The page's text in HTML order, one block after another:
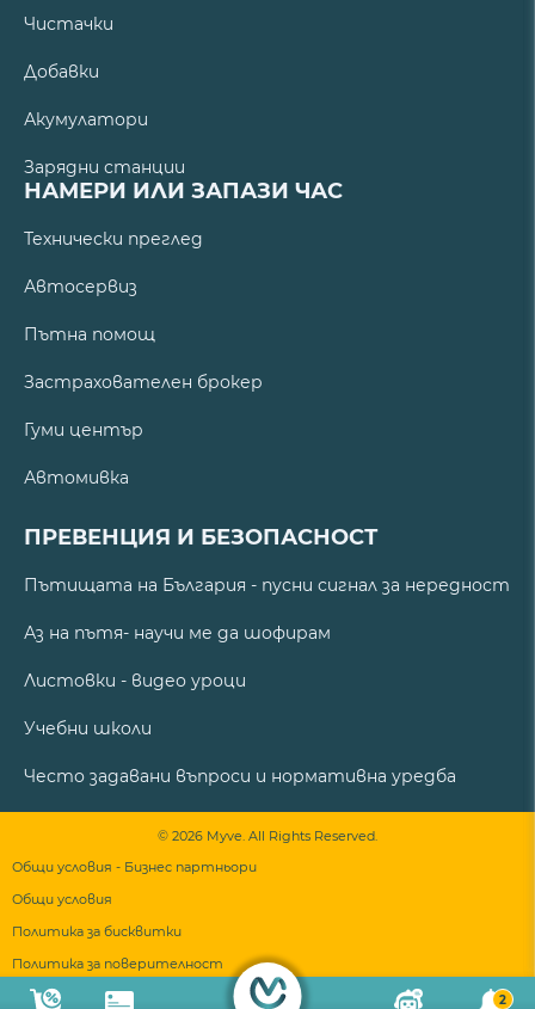
2
Чистачки
Добавки
Акумулатори
Зарядни станции
НАМЕРИ ИЛИ ЗАПАЗИ ЧАС
Технически преглед
Автосервиз
Пътна помощ
Застрахователен брокер
Гуми център
Автомивка
ПРЕВЕНЦИЯ И БЕЗОПАСНОСТ
Пътищата на България - пусни сигнал за нередност
Аз на пътя- научи ме да шофирам
Листовки - видео уроци
Учебни школи
Често задавани въпроси и нормативна уредба
© 2026 Myve. All Rights Reserved.
Общи условия - Бизнес партньори
Общи условия
Политика за бисквитки
Политика за поверителност